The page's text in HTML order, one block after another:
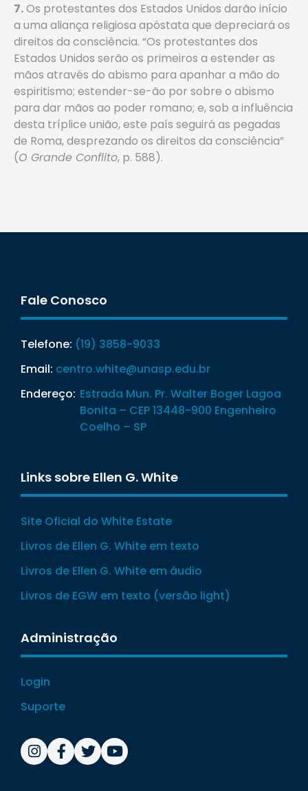
7.Os protestantes dos Estados Unidos darão início
a uma aliança religiosa apóstata que depreciará os
direitos da consciência. “Os protestantes dos
Estados Unidos serão os primeiros a estender as
mãos através do abismo para apanhar a mão do
espiritismo; estender-se-ão por sobre o abismo
para dar mãos ao poder romano; e, sob a influência
desta tríplice união, este país seguirá as pegadas
de Roma, desprezando os direitos da consciência”
(O Grande Conflito, p. 588).
Fale Conosco
Telefone: (19) 3858-9033
Email: centro.white@unasp.edu.br
Endereço: Estrada Mun. Pr. Walter Boger Lagoa
Bonita – CEP 13448-900 Engenheiro
Coelho – SP
Links sobre Ellen G. White
Site Oficial do White Estate
Livros de Ellen G. White em texto
Livros de Ellen G. White em áudio
Livros de EGW em texto (versão light)
Administração
Login
Suporte